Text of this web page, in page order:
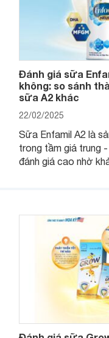
Đánh giá sữa
không: so sánh
sữa A2 khác
22/02/2025
Sữa Enfamil A2 là
trong tầm giá trung
đánh giá cao nhờ
dưỡng toàn diện